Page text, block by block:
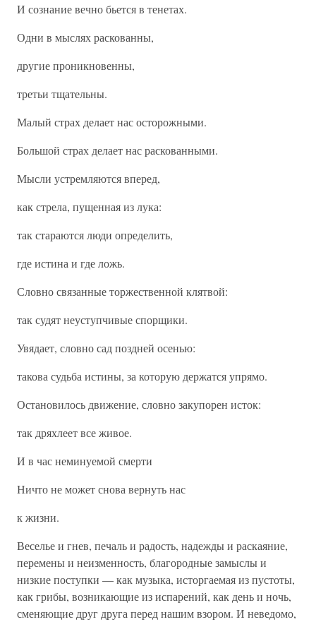
И сознание вечно бьется в тенетах.
Одни в мыслях раскованны,
другие проникновенны,
третьи тщательны.
Малый страх делает нас осторожными.
Большой страх делает нас раскованными.
Мысли устремляются вперед,
как стрела, пущенная из лука:
так стараются люди определить,
где истина и где ложь.
Словно связанные торжественной клятвой:
так судят неуступчивые спорщики.
Увядает, словно сад поздней осенью:
такова судьба истины, за которую держатся упрямо.
Остановилось движение, словно закупорен исток:
так дряхлеет все живое.
И в час неминуемой смерти
Ничто не может снова вернуть нас
к жизни.
Веселье и гнев, печаль и радость, надежды и раскаяние,
перемены и неизменность, благородные замыслы и
низкие поступки — как музыка, исторгаемая из пустоты,
как грибы, возникающие из испарений, как день и ночь,
сменяющие друг друга перед нашим взором. И неведомо,